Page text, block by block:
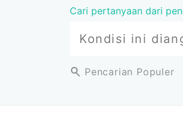
Cari pertanyaan dari
Pencarian Populer